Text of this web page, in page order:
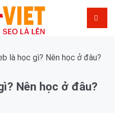
là học gì? Nên học ở đâu?
Nên học ở đâu?